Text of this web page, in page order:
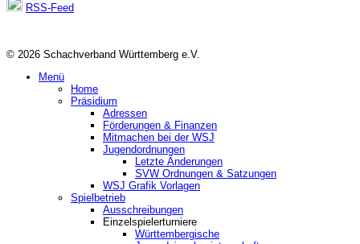
RSS-Feed
© 2026 Schachverband Württemberg e.V.
Menü
Home
Präsidium
Adressen
Förderungen & Finanzen
Mitmachen bei der WSJ
Jugendordnungen
Letzte Änderungen
SVW Ordnungen & Satzungen
WSJ Grafik Vorlagen
Spielbetrieb
Ausschreibungen
Einzelspielerturniere
Württembergische